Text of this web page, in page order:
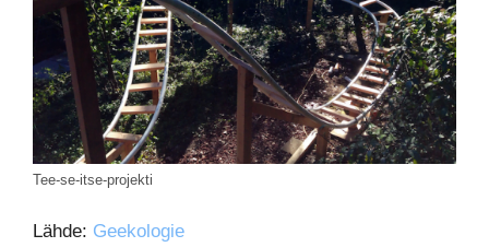
Tee-se-itse-projekti
Lähde: Geekologie